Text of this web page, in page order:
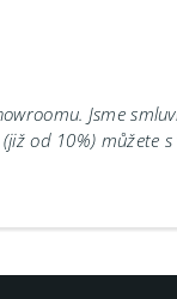
Jsme
od 10%) můžete